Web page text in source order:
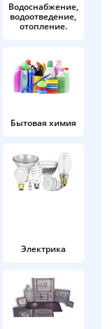
Водоснабжение,
водоотведение,
отопление.
Бытовая химия
Электрика
раз в 2